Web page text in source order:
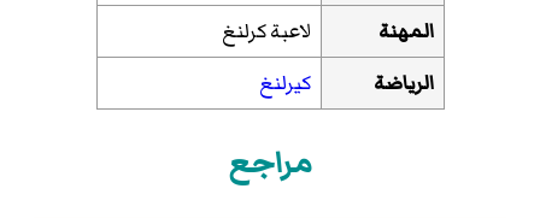
المهنة
لاعبة كرلنغ
الرياضة
كيرلنغ
مراجع